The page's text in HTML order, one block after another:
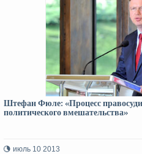
Штефан Фюле: «Процесс
политического вмешательства»
июль 10 2013